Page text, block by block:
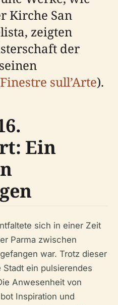
Kirche San
zeigten
der
Finestre sull’Arte).
Ein
sich in einer Zeit
Parma zwischen
war. Trotz dieser
ein pulsierendes
Anwesenheit von
Inspiration und